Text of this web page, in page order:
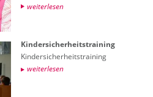
wei­ter­le­sen
Kin­der­si­cher­heits­trai­ning
Kin­der­si­cher­heits­trai­ning
wei­ter­le­sen